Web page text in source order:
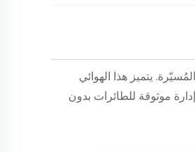
يتميز هذا الهوائي
موثوقة للطائرات بدون